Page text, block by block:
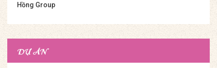
Hồng Group
DỰ ÁN